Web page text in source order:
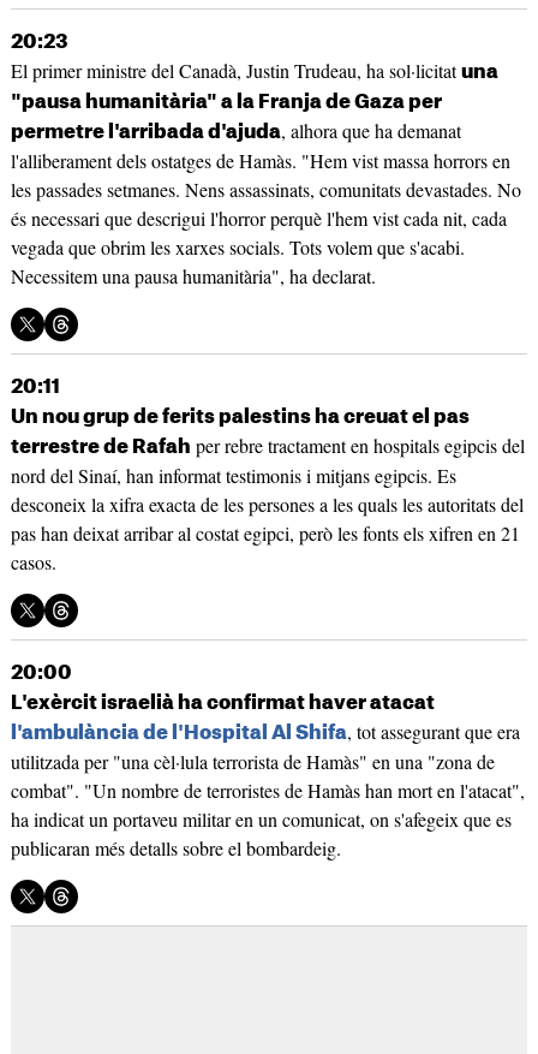
20:23
El primer ministre del Canadà, Justin Trudeau, ha sol·licitatuna
"pausa humanitària" a la Franja de Gaza per
permetre l'arribada d'ajuda, alhora que ha demanat
l'alliberament dels ostatges de Hamàs. "Hem vist massa horrors en
les passades setmanes. Nens assassinats, comunitats devastades. No
és necessari que descrigui l'horror perquè l'hem vist cada nit, cada
vegada que obrim les xarxes socials. Tots volem que s'acabi.
Necessitem una pausa humanitària", ha declarat.
20:11
Un nou grup de ferits palestins ha creuat el pas
terrestre de Rafah per rebre tractament en hospitals egipcis del
nord del Sinaí, han informat testimonis i mitjans egipcis. Es
desconeix la xifra exacta de les persones a les quals les autoritats del
pas han deixat arribar al costat egipci, però les fonts els xifren en 21
casos.
20:00
L'exèrcit israelià ha confirmat haver atacat
l'ambulància de l'Hospital Al Shifa, tot assegurant que era
utilitzada per "una cèl·lula terrorista de Hamàs" en una "zona de
combat". "Un nombre de terroristes de Hamàs han mort en l'atacat",
ha indicat un portaveu militar en un comunicat, on s'afegeix que es
publicaran més detalls sobre el bombardeig.